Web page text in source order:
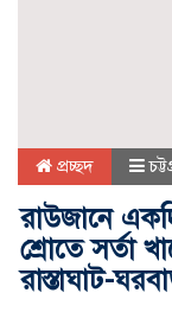
প্রচ্ছদ
রাউজানে
শ্রোতে সর্তা
রাস্তাঘাট-